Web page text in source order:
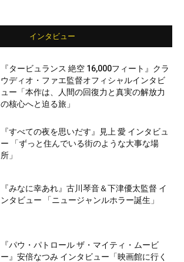
インタビュー
『タービュランス 絶空 16,000フィート』クラ
ウディオ・ファエ監督オフィシャルインタビ
ュー「本作は、人間の回復力と真実の解放力
の核心へと迫る旅」
『すべての夜を思いだす』見上 愛 インタビュ
ー 「ずっと住んでいる街のような大事な場
所」
『みなに幸あれ』古川琴音＆下津優太監督 イ
ンタビュー 「ニュージャンルホラー誕生」
『パウ・パトロール ザ・マイティ・ムービ
ー』安倍なつみ インタビュー「映画館に行く